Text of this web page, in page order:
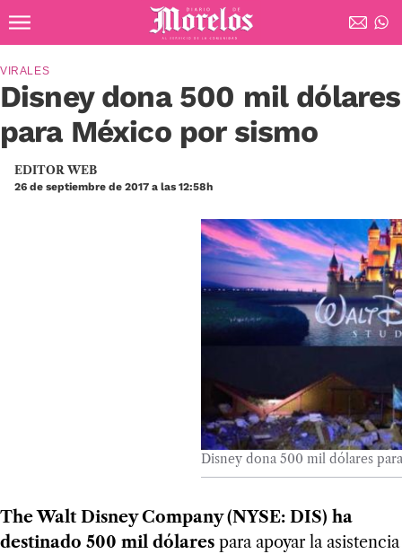
Diario de Morelos
Disney dona 500 mil dólares
para México por sismo
VIRALES
EDITOR WEB
26 de septiembre de 2017 a las 12:58h
Disney dona 500 mil dólares
The Walt Disney Company (NYSE: DIS) ha
destinado 500 mil dólares para apoyar la asistencia